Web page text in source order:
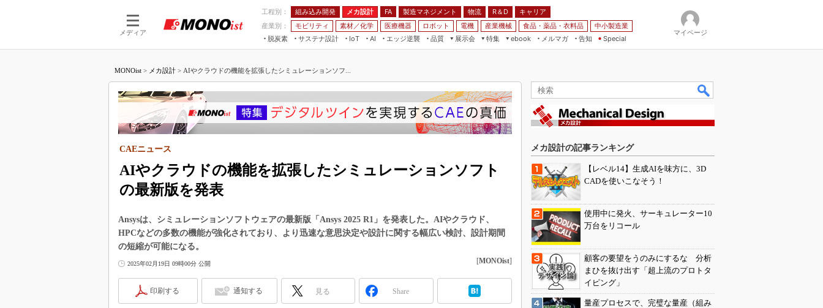
メディア
工程別： 組み込み開発 メカ設計 FA 製造マネジメント 物流 R＆D
キャリア
産業別：
モビリティ 素材／化学 医療機器 ロボット 電機 産業機械 食品・薬品・衣料品
中小製造業
脱炭素
サステナ設計
IoT
つながる工場
つながるサービス
AI
AI×設備保全
Physical AI
エッジ逆襲 品質
展示会
JIMTOF
組込み/エッジ コンピューティング
IIFES
国際ロボット展
TECHNO-FRONTIER
EdgeTech+
産業オープンネット展
特集
5G
VR／AR
フィールドサービス
組み込み画像技術
車載ソフト開発
3Dプリンタ
デジタルツインとCAE
ebook
製造マネジメント
FA
モビリティ
メルマガ
告知 Special
マイページ
MONOist > メカ設計 > AIやクラウドの機能を拡張したシミュレーションソフ...
AIやクラウドの機能を拡張したシミュレーションソフト
の最新版を発表
CAEニュース
Ansysは、シミュレーションソフトウェアの最新版「Ansys 2025 R1」を発表した。AIやクラウド、
HPCなどの多数の機能が強化されており、より迅速な意思決定や設計に関する幅広い検討、設計期間
の短縮が可能になる。
2025年02月19日 09時00分 公開 [MONOist]
印刷する 通知する 見る Share
メカ設計の記事ランキング
【レベル14】生成AIを味方に、3D
CADを使いこなそう！
使用中に発火、サーキュレーター10
万台をリコール
顧客の要望をうのみにするな 分析
まひを抜け出す「超上流のプロトタ
イピング」
量産プロセスで、完璧な量産（組み